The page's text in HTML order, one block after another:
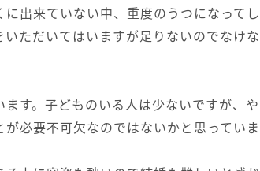
出来ていない中、重度のうつになって
ただいてはいますが足りないのでなけ
す。子どものいる人は少ないですが、
必要不可欠なのではないかと思っていま